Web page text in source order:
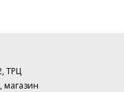
ТРЦ
магазин